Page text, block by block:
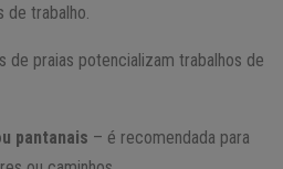
trabalho.
de praias potencializam trabalhos de
pantanais – é recomendada para